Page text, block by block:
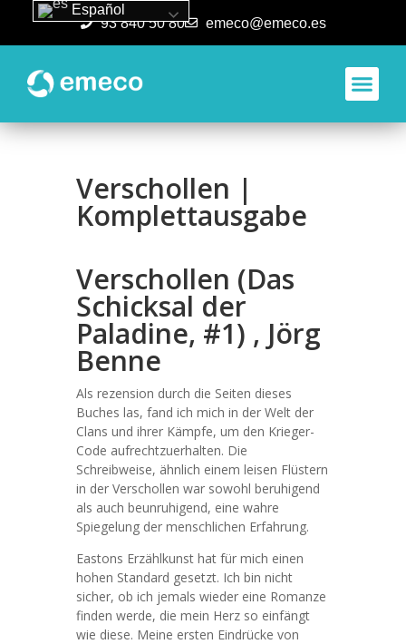
93 840 50 80 emeco@emeco.es
Verschollen |
Komplettausgabe
Verschollen (Das
Schicksal der
Paladine, #1) , Jörg
Benne
Als rezension durch die Seiten dieses
Buches las, fand ich mich in der Welt der
Clans und ihrer Kämpfe, um den Krieger-
Code aufrechtzuerhalten. Die
Schreibweise, ähnlich einem leisen Flüstern
in der Verschollen war sowohl beruhigend
als auch beunruhigend, eine wahre
Spiegelung der menschlichen Erfahrung.
Eastons Erzählkunst hat für mich einen
hohen Standard gesetzt. Ich bin nicht
sicher, ob ich jemals wieder eine Romanze
finden werde, die mein Herz so einfängt
wie diese. Meine ersten Eindrücke von
Español